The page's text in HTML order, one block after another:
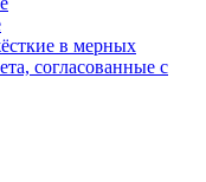
в мерных
согласованные с